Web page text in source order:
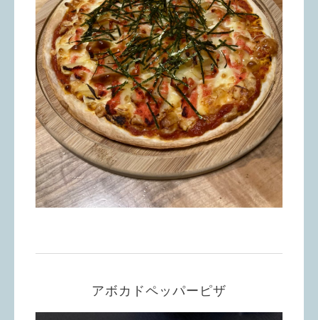
アボカドペッパーピザ